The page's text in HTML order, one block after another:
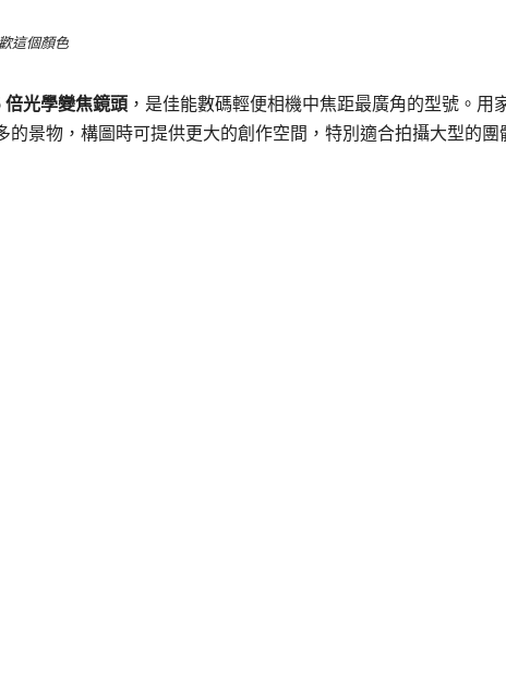
這個顏色
光學變焦鏡頭 ，是佳能數碼輕便相機中焦距最廣角的型號。用
景物，構圖時可提供更大的創作空間，特別適合拍攝大型的團